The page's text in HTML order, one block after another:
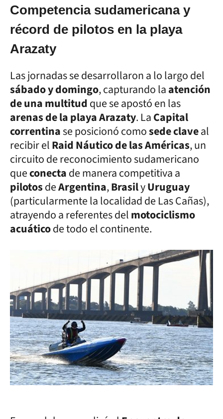
Competencia sudamericana y
récord de pilotos en la playa
Arazaty
Las jornadas se desarrollaron a lo largo del
sábado y domingo, capturando laatención
de una multitudque se apostó en las
arenas de la playa Arazaty. LaCapital
correntinase posicionó comosede claveal
recibir elRaid Náutico de las Américas, un
circuito de reconocimiento sudamericano
queconectade manera competitiva a
pilotosdeArgentina,BrasilyUruguay
(particularmente la localidad de Las Cañas),
atrayendo a referentes delmotociclismo
acuáticode todo el continente.